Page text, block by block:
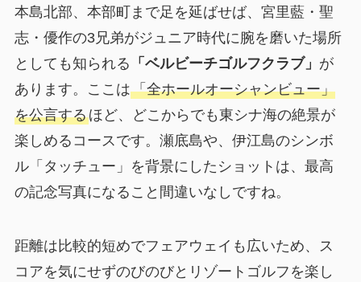
本島北部、本部町まで足を延ばせば、宮里藍・聖
志・優作の3兄弟がジュニア時代に腕を磨いた場所
としても知られる 「ベルビーチゴルフクラブ」 が
あります。ここは「全ホールオーシャンビュー」
を公言するほど、どこからでも東シナ海の絶景が
楽しめるコースです。瀬底島や、伊江島のシンボ
ル「タッチュー」を背景にしたショットは、最高
の記念写真になること間違いなしですね。
距離は比較的短めでフェアウェイも広いため、ス
コアを気にせずのびのびとリゾートゴルフを楽し